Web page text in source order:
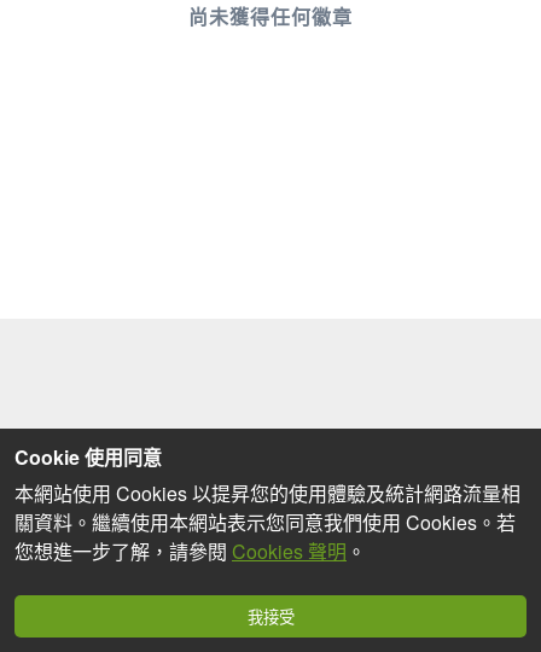
尚未獲得任何徽章
Cookie 使用同意
本網站使用 Cookies 以提昇您的使用體驗及統計網路流量相
關資料。繼續使用本網站表示您同意我們使用 Cookies。若
您想進一步了解，請參閱 Cookies 聲明 。
我接受